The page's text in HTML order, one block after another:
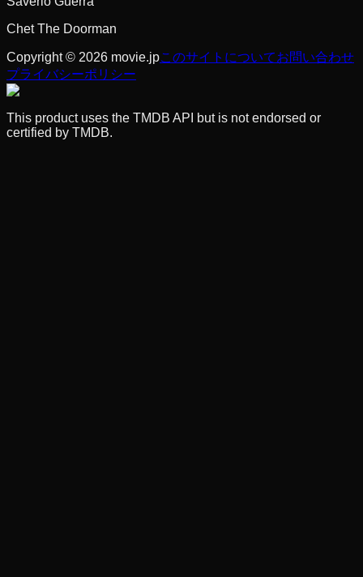
Chet The Doorman
Copyright © 2026 movie.jpこのサイトについてお問い合わせ
プライバシーポリシー
This product uses the TMDB API but is not endorsed or
certified by TMDB.